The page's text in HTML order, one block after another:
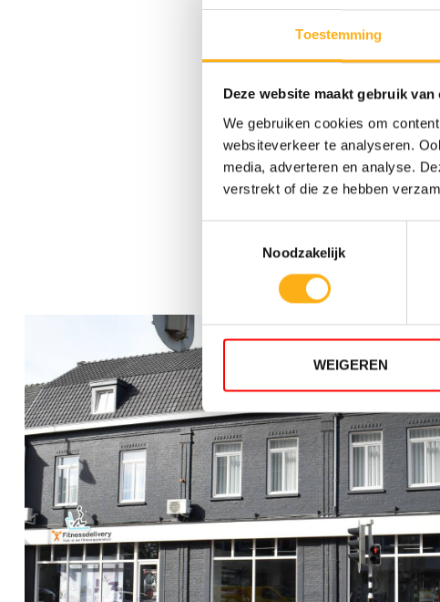
Toestemming
Deze website maakt gebruik van
We gebruiken cookies om
websiteverkeer te analyseren.
media, adverteren en analyse.
verstrekt of die ze hebben
Noodzakelijk
WEIGEREN
STAAL
5
TWIN